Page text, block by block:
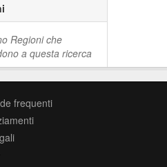
Regioni che
a questa ricerca
frequenti